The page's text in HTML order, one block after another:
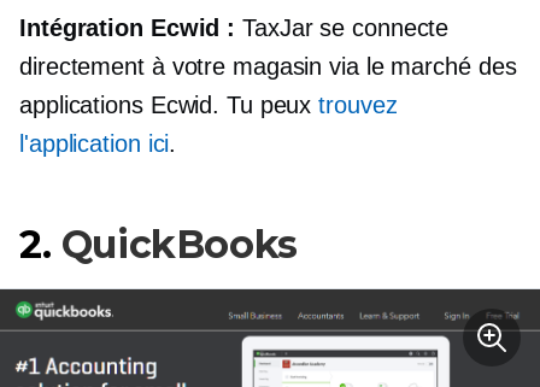
Intégration Ecwid : TaxJar se connecte
directement à votre magasin via le marché des
applications Ecwid. Tu peuxtrouvez
l'application ici.
2. QuickBooks